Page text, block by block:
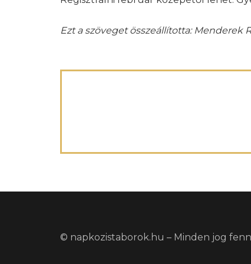
Ezt a szöveget összeállította: Menderek
© napkozistaborok.hu – Minden jog